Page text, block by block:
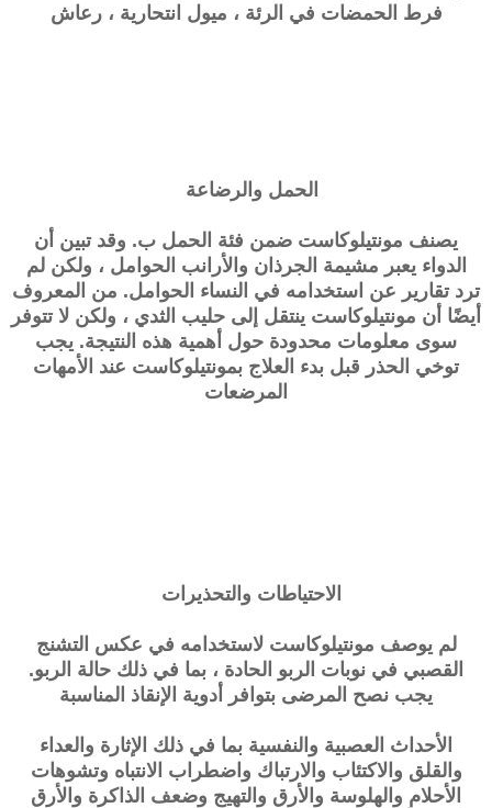
فرط الحمضات في الرئة ، ميول انتحارية ، رعاش
الحمل والرضاعة
يصنف مونتيلوكاست ضمن فئة الحمل ب. وقد تبين أن
الدواء يعبر مشيمة الجرذان والأرانب الحوامل ، ولكن لم
ترد تقارير عن استخدامه في النساء الحوامل. من المعروف
أيضًا أن مونتيلوكاست ينتقل إلى حليب الثدي ، ولكن لا تتوفر
سوى معلومات محدودة حول أهمية هذه النتيجة. يجب
توخي الحذر قبل بدء العلاج بمونتيلوكاست عند الأمهات
المرضعات
الاحتياطات والتحذيرات
لم يوصف مونتيلوكاست لاستخدامه في عكس التشنج
القصبي في نوبات الربو الحادة ، بما في ذلك حالة الربو.
يجب نصح المرضى بتوافر أدوية الإنقاذ المناسبة
الأحداث العصبية والنفسية بما في ذلك الإثارة والعداء
والقلق والاكتئاب والارتباك واضطراب الانتباه وتشوهات
الأحلام والهلوسة والأرق والتهيج وضعف الذاكرة والأرق